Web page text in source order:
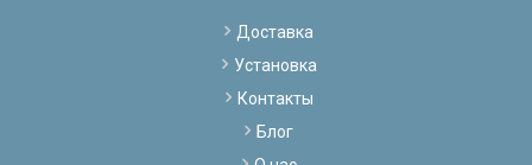
Доставка
Установка
Контакты
Блог